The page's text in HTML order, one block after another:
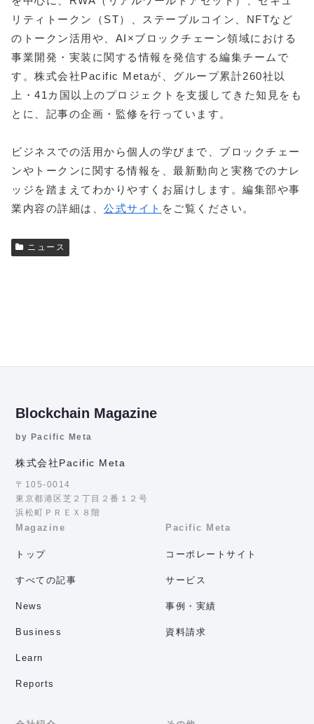
リティトークン（ST）、ステーブルコイン、NFTなど
のトークン活用や、AI×ブロックチェーン領域における
事業開発・実装に関する情報を発信する編集チームで
す。株式会社Pacific Metaが、グループ累計260社以
上・41カ国以上のプロジェクトを支援してきた知見をも
とに、記事の企画・監修を行っています。
ビジネスでの活用から個人の学びまで、ブロックチェー
ンやトークンに関する情報を、最新動向と実務でのナレ
ッジを踏まえてわかりやすくお届けします。編集部や事
業内容の詳細は、 公式サイト をご覧ください。
ニュース
Blockchain Magazine
by Pacific Meta
株式会社Pacific Meta
〒105-0014
東京都港区芝２丁目２番１２号
浜松町ＰＲＥＸ８階
Magazine
トップ
すべての記事
News
Business
Learn
Reports
Pacific Meta
コーポレートサイト
サービス
事例・実績
資料請求